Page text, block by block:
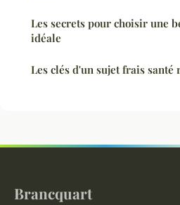
Les secrets pour choisir une
idéale
Les clés d'un sujet frais santé
Brancquart